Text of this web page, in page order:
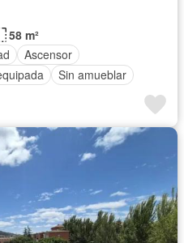
58 m²
Ascensor
Sin amueblar